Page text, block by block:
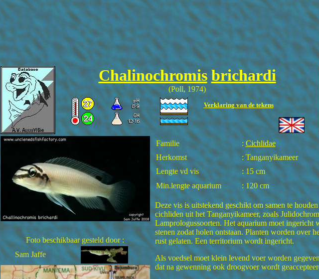
Chalinochromis brichardi
(Poll, 1974)
Verklaring van de tekens
Familie : Cichlidae
Herkomst
: Tanganyikameer
Lengte vd vis
: 15 cm
Min.lengte aquarium
: 120 cm
Deze vis is uitstekend geschikt om samen te
cichliden uit het Tanganyikameer, zoals
Lamprologussoorten. Het aquarium moet ingericht
stenen zodat holen ontstaan. Planten worden over
rust gelaten. Een territorium wordt ingericht.
Als voedsel moet klein levend voer worden
dat na gewenning ook droogvoer wordt
Foto beschikbaar gesteld door :
Sam Jaffe